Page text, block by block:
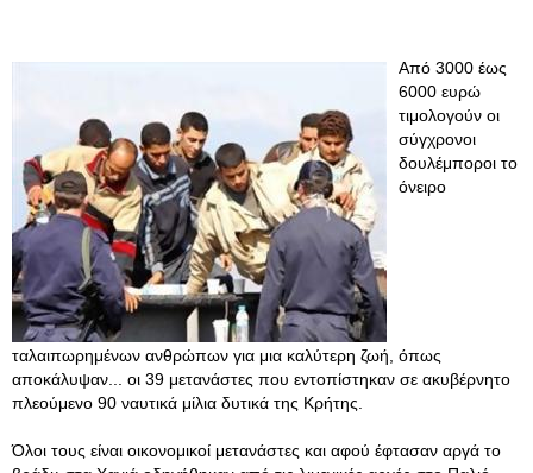
Από 3000 έως
6000 ευρώ
τιμολογούν οι
σύγχρονοι
δουλέμποροι το
όνειρο
ταλαιπωρημένων ανθρώπων για μια καλύτερη ζωή, όπως
αποκάλυψαν... οι 39 μετανάστες που εντοπίστηκαν σε ακυβέρνητο
πλεούμενο 90 ναυτικά μίλια δυτικά της Κρήτης.
Όλοι τους είναι οικονομικοί μετανάστες και αφού έφτασαν αργά το